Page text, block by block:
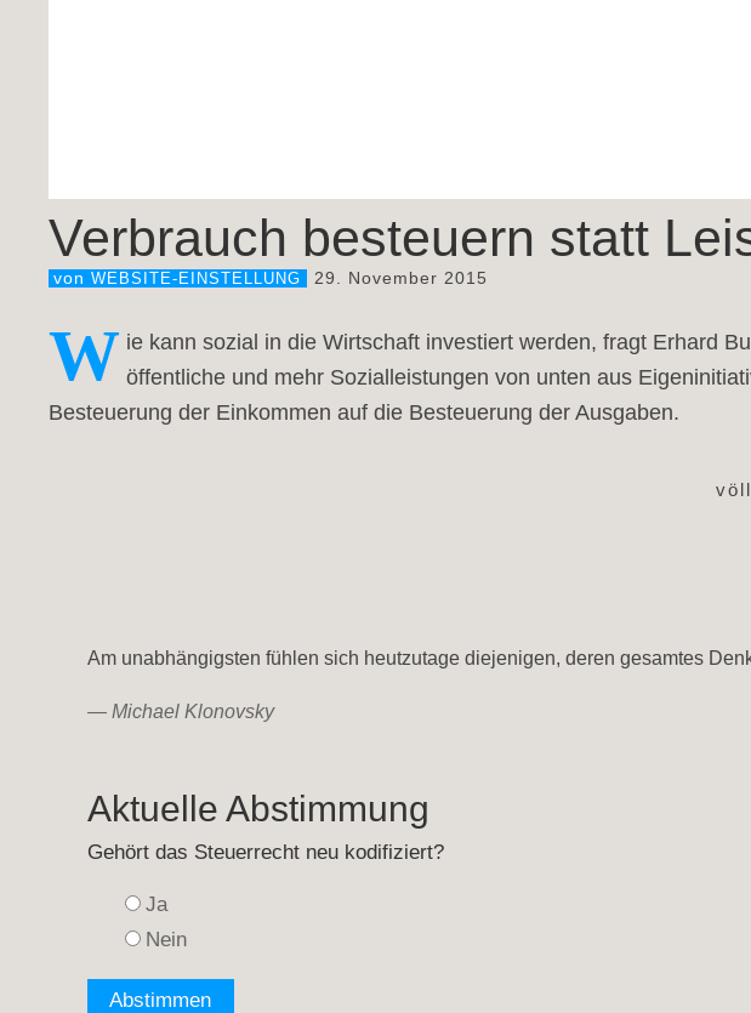
Verbrauch besteuern statt
von WEBSITE-EINSTELLUNG 29. November 2015
W ie kann sozial in die Wirtschaft investiert werden, fragt Erhard
öffentliche und mehr Sozialleistungen von unten aus
Besteuerung der Einkommen auf die Besteuerung der Ausgaben.
Am unabhängigsten fühlen sich heutzutage diejenigen, deren gesamtes
— Michael Klonovsky
Aktuelle Abstimmung
Gehört das Steuerrecht neu kodifiziert?
Ja
Nein